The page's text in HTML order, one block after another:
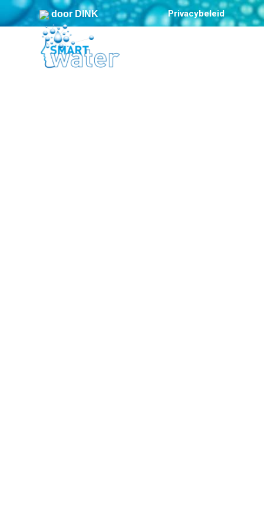
door DINK Privacybeleid